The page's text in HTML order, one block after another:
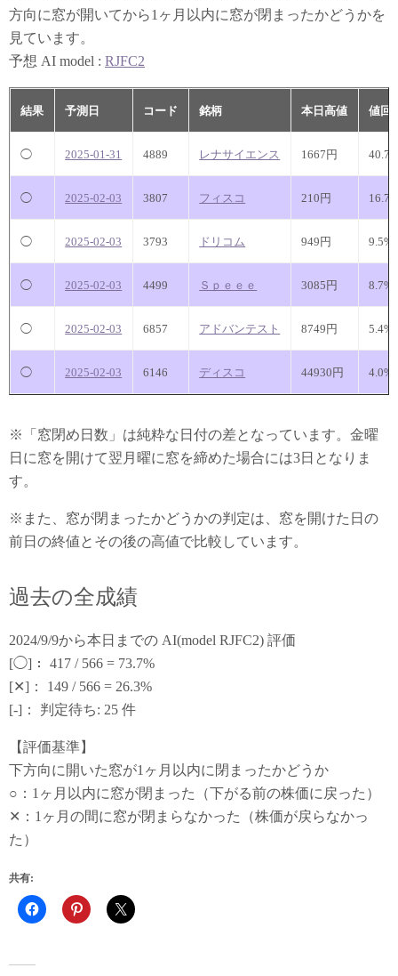
方向に窓が開いてから1ヶ月以内に窓が閉まったかどうかを
見ています。
予想 AI model : RJFC2
結果 予測日 コード 銘柄 本日高値 値回
◯ 2025-01-31 4889 レナサイエンス 1667円
◯ 2025-02-03 3807 フィスコ 210円
◯ 2025-02-03 3793 ドリコム 949円 9.5%
◯ 2025-02-03 4499 Ｓｐｅｅｅ 3085円 8.7%
◯ 2025-02-03 6857 アドバンテスト 8749円 5.4%
◯ 2025-02-03 6146 ディスコ 44930円 4.0%
※「窓閉め日数」は純粋な日付の差となっています。金曜
日に窓を開けて翌月曜に窓を締めた場合には3日となりま
す。
※また、窓が閉まったかどうかの判定は、窓を開けた日の
前日の終値とその後の高値で比較しています。
過去の全成績
2024/9/9から本日までの AI(model RJFC2) 評価
[◯]： 417 / 566 = 73.7%
[✕]： 149 / 566 = 26.3%
[-]： 判定待ち: 25 件
【評価基準】
下方向に開いた窓が1ヶ月以内に閉まったかどうか
○：1ヶ月以内に窓が閉まった（下がる前の株価に戻った）
✕：1ヶ月の間に窓が閉まらなかった（株価が戻らなかっ
た）
共有: